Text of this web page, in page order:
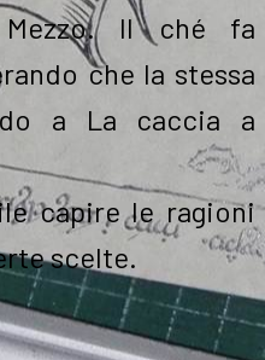
Il ché fa
che la stessa
a La caccia a
capire le ragioni
scelte.